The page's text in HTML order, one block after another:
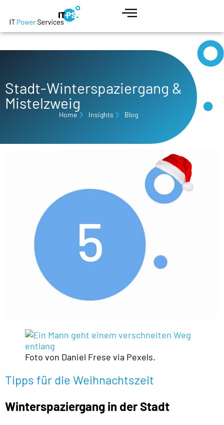
Stadt-Winterspaziergang &
Mistelzweig
Home Insights Blog
Foto von Daniel Frese via Pexels.
Tipps für die Weihnachtszeit
Winterspaziergang in der Stadt